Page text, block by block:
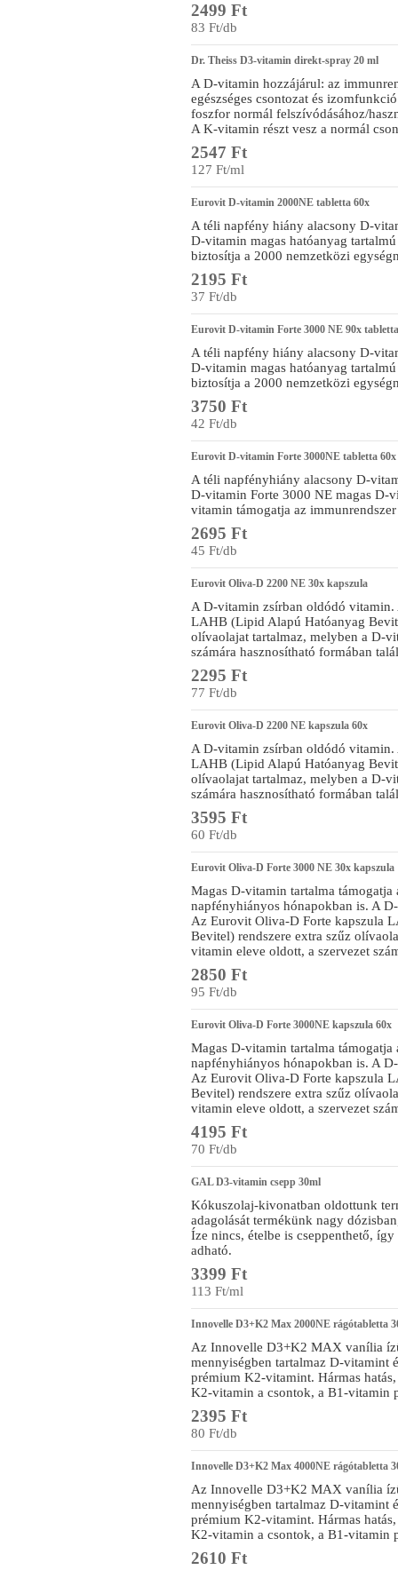
2499 Ft
83 Ft/db
Dr. Theiss D3-vitamin direkt-spray 20 ml
A D-vitamin hozzájárul: az
egészséges csontozat és
foszfor normál felszívódásához/
A K-vitamin részt vesz a normál
2547 Ft
127 Ft/ml
Eurovit D-vitamin 2000NE tabletta 60x
A téli napfény hiány alacsony D-
D-vitamin magas hatóanyag
biztosítja a 2000 nemzetközi
2195 Ft
37 Ft/db
Eurovit D-vitamin Forte 3000 NE 90x tabletta
A téli napfény hiány alacsony D-
D-vitamin magas hatóanyag
biztosítja a 2000 nemzetközi
3750 Ft
42 Ft/db
Eurovit D-vitamin Forte 3000NE tabletta 60x
A téli napfényhiány alacsony D-
D-vitamin Forte 3000 NE magas D-
vitamin támogatja az immunrendszer
2695 Ft
45 Ft/db
Eurovit Oliva-D 2200 NE 30x kapszula
A D-vitamin zsírban oldódó
LAHB (Lipid Alapú Hatóanyag
olívaolajat tartalmaz, melyben a D-
számára hasznosítható formában
2295 Ft
77 Ft/db
Eurovit Oliva-D 2200 NE kapszula 60x
A D-vitamin zsírban oldódó
LAHB (Lipid Alapú Hatóanyag
olívaolajat tartalmaz, melyben a D-
számára hasznosítható formában
3595 Ft
60 Ft/db
Eurovit Oliva-D Forte 3000 NE 30x kapszula
Magas D-vitamin tartalma támogatja
napfényhiányos hónapokban is. A
Az Eurovit Oliva-D Forte kapszula
Bevitel) rendszere extra szűz
vitamin eleve oldott, a szervezet
2850 Ft
95 Ft/db
Eurovit Oliva-D Forte 3000NE kapszula 60x
Magas D-vitamin tartalma támogatja
napfényhiányos hónapokban is. A
Az Eurovit Oliva-D Forte kapszula
Bevitel) rendszere extra szűz
vitamin eleve oldott, a szervezet
4195 Ft
70 Ft/db
GAL D3-vitamin csepp 30ml
Kókuszolaj-kivonatban oldottunk
adagolását termékünk nagy
Íze nincs, ételbe is cseppenthető,
adható.
3399 Ft
113 Ft/ml
Innovelle D3+K2 Max 2000NE rágótabletta
Az Innovelle D3+K2 MAX vanília
mennyiségben tartalmaz D-vitamint
prémium K2-vitamint. Hármas
K2-vitamin a csontok, a B1-vitamin
2395 Ft
80 Ft/db
Innovelle D3+K2 Max 4000NE rágótabletta
Az Innovelle D3+K2 MAX vanília
mennyiségben tartalmaz D-vitamint
prémium K2-vitamint. Hármas
K2-vitamin a csontok, a B1-vitamin
2610 Ft